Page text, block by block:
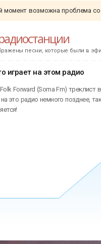
момент возможна проблема со
песни, которые были в
играет на этом радио
Forward (Soma Fm) треклист
это радио немного позднее,